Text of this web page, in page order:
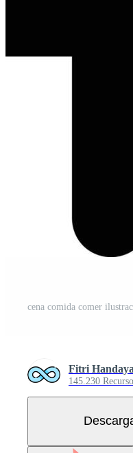
cena comida comer
Fitri
145.230